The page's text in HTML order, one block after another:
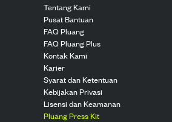
Tentang Kami
Pusat Bantuan
FAQ Pluang
FAQ Pluang Plus
Kontak Kami
Karier
Syarat dan Ketentuan
Kebijakan Privasi
Lisensi dan Keamanan
Pluang Press Kit